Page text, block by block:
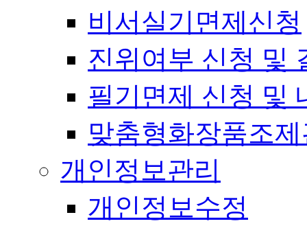
비서실기면제신청
진위여부 신청 및
필기면제 신청 및
맞춤형화장품조
개인정보관리
개인정보수정